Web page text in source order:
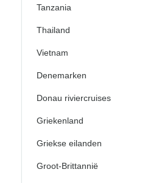
Tanzania
Thailand
Vietnam
Denemarken
Donau riviercruises
Griekenland
Griekse eilanden
Groot-Brittannië